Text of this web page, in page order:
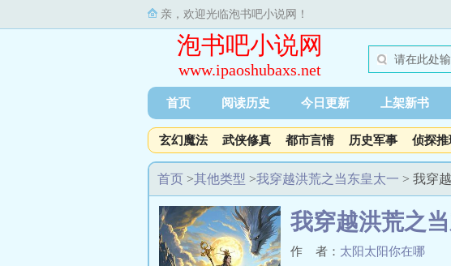
亲，欢迎光临泡书吧小说网！
泡书吧小说网
www.ipaoshubaxs.net
首页 阅读历史 今日更新 上架新书
玄幻魔法 武侠修真 都市言情 历史军事 侦探推
首页 >其他类型 >我穿越洪荒之当东皇太一 > 我穿
我穿越洪荒之
作 者： 太阳太阳你在哪